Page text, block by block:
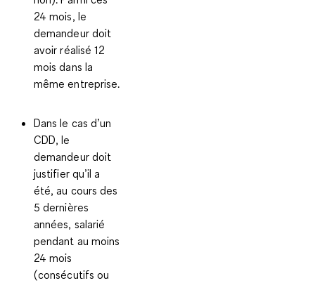
24 mois, le
demandeur doit
avoir réalisé 12
mois dans la
même entreprise.
Dans le cas d’un
CDD, le
demandeur doit
justifier qu’il a
été, au cours des
5 dernières
années, salarié
pendant au moins
24 mois
(consécutifs ou